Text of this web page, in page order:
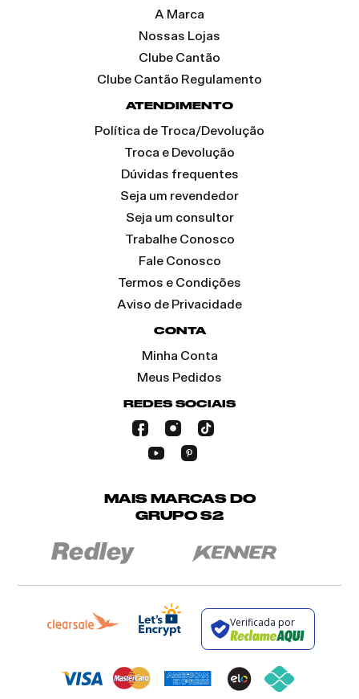
A Marca
Nossas Lojas
Clube Cantão
Clube Cantão Regulamento
ATENDIMENTO
Política de Troca/Devolução
Troca e Devolução
Dúvidas frequentes
Seja um revendedor
Seja um consultor
Trabalhe Conosco
Fale Conosco
Termos e Condições
Aviso de Privacidade
CONTA
Minha Conta
Meus Pedidos
REDES SOCIAIS
MAIS MARCAS DO
GRUPO S2
Verificada por